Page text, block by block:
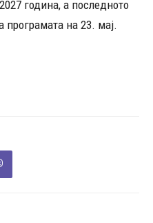
година, а последното
на 23. мај.